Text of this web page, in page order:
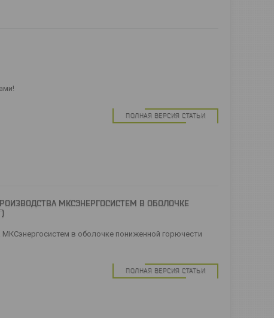
ПОЛНАЯ ВЕРСИЯ СТАТЬИ
МКСЭНЕРГОСИСТЕМ В ОБОЛОЧКЕ
в оболочке пониженной горючести
ПОЛНАЯ ВЕРСИЯ СТАТЬИ